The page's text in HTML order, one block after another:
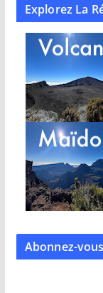
Explorez La
Abonnez-